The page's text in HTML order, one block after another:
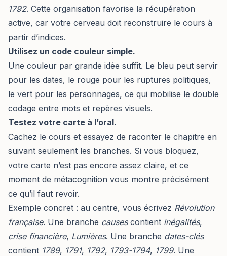
1792. Cette organisation favorise la récupération
active, car votre cerveau doit reconstruire le cours à
partir d’indices.
Utilisez un code couleur simple.
Une couleur par grande idée suffit. Le bleu peut servir
pour les dates, le rouge pour les ruptures politiques,
le vert pour les personnages, ce qui mobilise le double
codage entre mots et repères visuels.
Testez votre carte à l’oral.
Cachez le cours et essayez de raconter le chapitre en
suivant seulement les branches. Si vous bloquez,
votre carte n’est pas encore assez claire, et ce
moment de métacognition vous montre précisément
ce qu’il faut revoir.
Exemple concret : au centre, vous écrivez Révolution
française. Une branche causescontient inégalités,
crise financière, Lumières. Une branche dates-clés
contient 1789, 1791, 1792, 1793-1794, 1799. Une